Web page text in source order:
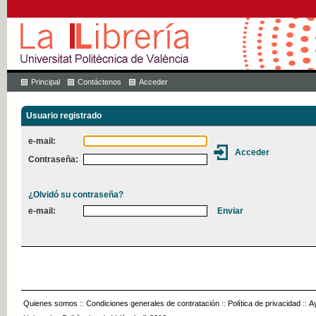
Principal Contáctenos Acceder
Usuario registrado
e-mail:
Contraseña:
¿Olvidó su contraseña?
e-mail:
Quienes somos :: Condiciones generales de contratación :: Política de privacidad ::